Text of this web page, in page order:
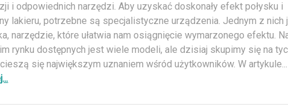
i odpowiednich narzędzi. Aby uzyskać doskonały efekt połysku i
lakieru, potrzebne są specjalistyczne urządzenia. Jednym z nich
narzędzie, które ułatwia nam osiągnięcie wymarzonego efektu.
rynku dostępnych jest wiele modeli, ale dzisiaj skupimy się na
się największym uznaniem wśród użytkowników. W artykule...